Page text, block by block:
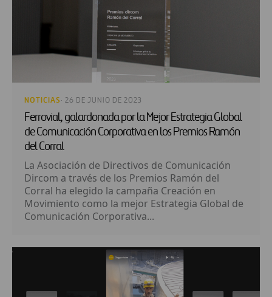
NOTICIAS · 26 DE JUNIO DE 2023
Ferrovial, galardonada por la Mejor Estrategia Global
de Comunicación Corporativa en los Premios Ramón
del Corral
La Asociación de Directivos de Comunicación
Dircom a través de los Premios Ramón del
Corral ha elegido la campaña Creación en
Movimiento como la mejor Estrategia Global de
Comunicación Corporativa...